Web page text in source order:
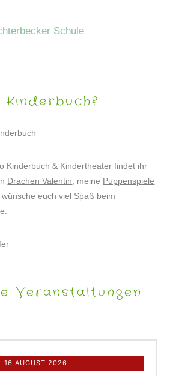
Kinderbuch?
Kinderbuch & Kindertheater findet ihr
Drachen Valentin , meine Puppenspiele
wünsche euch viel Spaß beim
Veranstaltungen
16 AUGUST 2026